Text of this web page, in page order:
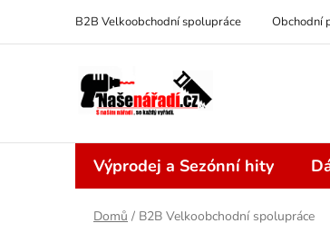
obsah
B2B Velkoobchodní spolupráce Obchodní
Výprodej a Sezónní hity
Domů / B2B Velkoobchodní spolupráce